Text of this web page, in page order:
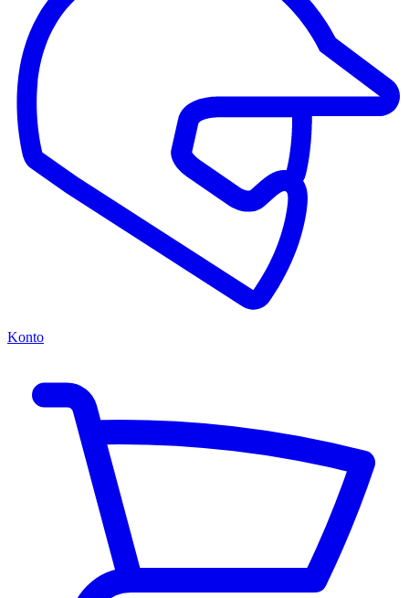
Konto